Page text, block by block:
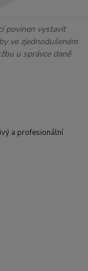
povinen vystavit
ve zjednodušeném
u správce daně
a profesionální